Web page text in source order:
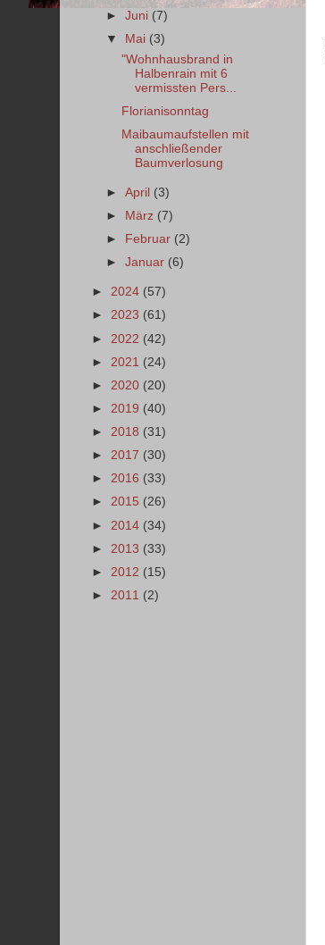
►Juni (7)
▼
Mai (3)
"Wohnhausbrand in
Halbenrain mit 6
vermissten Pers...
Florianisonntag
Maibaumaufstellen mit
anschließender
Baumverlosung
►April (3)
►
März (7)
►
Februar (2)
►Januar (6)
► 2024 (57)
► 2023 (61)
► 2022 (42)
► 2021 (24)
► 2020 (20)
► 2019 (40)
► 2018 (31)
► 2017 (30)
► 2016 (33)
► 2015 (26)
► 2014 (34)
► 2013 (33)
► 2012 (15)
► 2011 (2)